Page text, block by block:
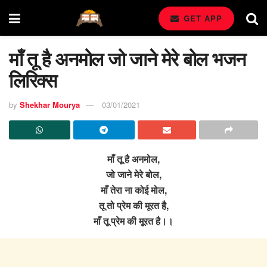
GET APP
माँ तू है अनमोल जो जाने मेरे बोल भजन
लिरिक्स
by Shekhar Mourya 03/01/2021
माँ तू है अनमोल,
जो जाने मेरे बोल,
माँ तेरा ना कोई मोल,
तू तो प्रेम की मूरत है,
माँ तू प्रेम की मूरत है।।